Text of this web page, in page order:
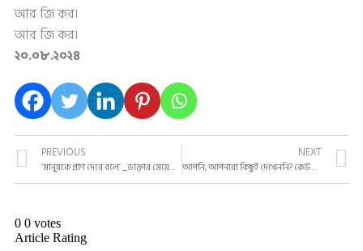
আর জি কর।
আর জি কর।
২০.০৮.২০২৪
PREVIOUS
‘মানুষকে প্রাণ দেবে বলে’ _ডাক্তার মেয়েটির জন্য গান
NEXT
আপনি, আপনারা কিছুই দেখেননি? কেউ কিচ্ছুটি দেখেননি!
0 0 votes
Article Rating